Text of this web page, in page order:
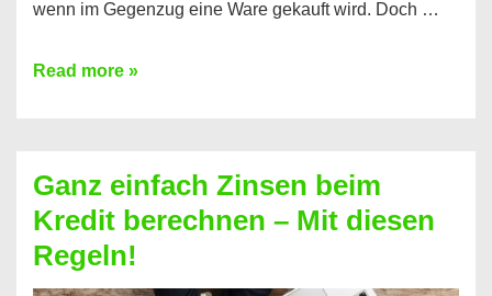
wenn im Gegenzug eine Ware gekauft wird. Doch …
Einen
bekommen?
So
ist
es
Read more »
Ganz einfach Zinsen beim
Kredit berechnen – Mit diesen
Regeln!